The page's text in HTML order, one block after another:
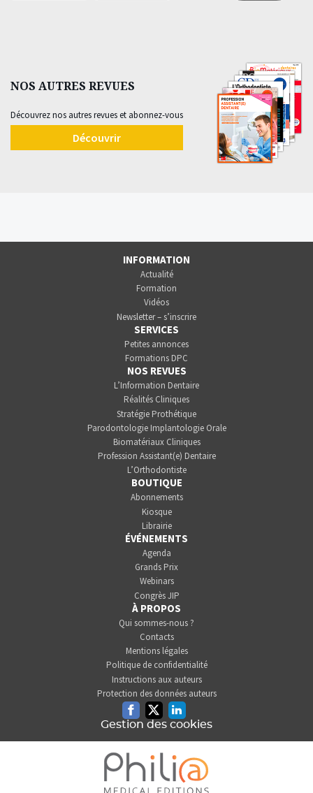
NOS AUTRES REVUES
Découvrez nos autres revues et abonnez-vous
Découvrir
INFORMATION
Actualité
Formation
Vidéos
Newsletter – s’inscrire
SERVICES
Petites annonces
Formations DPC
NOS REVUES
L’Information Dentaire
Réalités Cliniques
Stratégie Prothétique
Parodontologie Implantologie Orale
Biomatériaux Cliniques
Profession Assistant(e) Dentaire
L’Orthodontiste
BOUTIQUE
Abonnements
Kiosque
Librairie
ÉVÉNEMENTS
Agenda
Grands Prix
Webinars
Congrès JIP
À PROPOS
Qui sommes-nous ?
Contacts
Mentions légales
Politique de confidentialité
Instructions aux auteurs
Protection des données auteurs
FacebookTwitterLinkedin
Gestion des cookies